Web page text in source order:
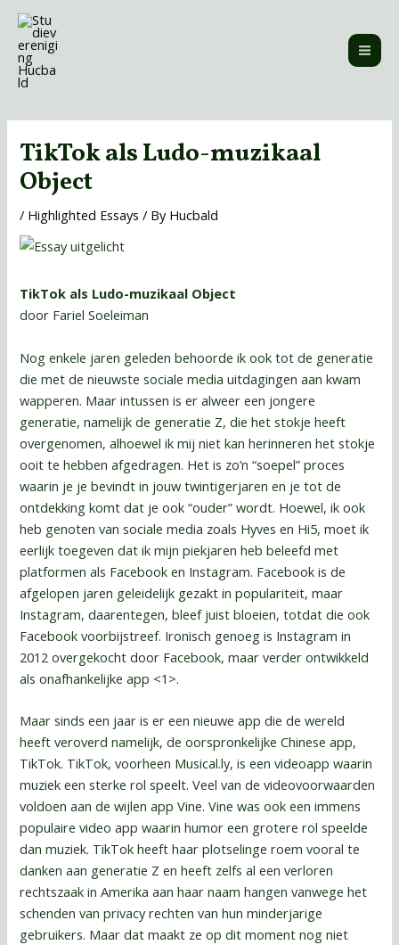
Skip
content
TikTok als Ludo-muzikaal
Object
/ Highlighted Essays / By Hucbald
TikTok als Ludo-muzikaal Object
door Fariel Soeleiman
Nog enkele jaren geleden behoorde ik ook tot de generatie
die met de nieuwste sociale media uitdagingen aan kwam
wapperen. Maar intussen is er alweer een jongere
generatie, namelijk de generatie Z, die het stokje heeft
overgenomen, alhoewel ik mij niet kan herinneren het stokje
ooit te hebben afgedragen. Het is zo’n “soepel” proces
waarin je je bevindt in jouw twintigerjaren en je tot de
ontdekking komt dat je ook “ouder” wordt. Hoewel, ik ook
heb genoten van sociale media zoals Hyves en Hi5, moet ik
eerlijk toegeven dat ik mijn piekjaren heb beleefd met
platformen als Facebook en Instagram. Facebook is de
afgelopen jaren geleidelijk gezakt in populariteit, maar
Instagram, daarentegen, bleef juist bloeien, totdat die ook
Facebook voorbijstreef. Ironisch genoeg is Instagram in
2012 overgekocht door Facebook, maar verder ontwikkeld
als onafhankelijke app <1>.
Maar sinds een jaar is er een nieuwe app die de wereld
heeft veroverd namelijk, de oorspronkelijke Chinese app,
TikTok. TikTok, voorheen Musical.ly, is een videoapp waarin
muziek een sterke rol speelt. Veel van de videovoorwaarden
voldoen aan de wijlen app Vine. Vine was ook een immens
populaire video app waarin humor een grotere rol speelde
dan muziek. TikTok heeft haar plotselinge roem vooral te
danken aan generatie Z en heeft zelfs al een verloren
rechtszaak in Amerika aan haar naam hangen vanwege het
schenden van privacy rechten van hun minderjarige
gebruikers. Maar dat maakt ze op dit moment nog niet